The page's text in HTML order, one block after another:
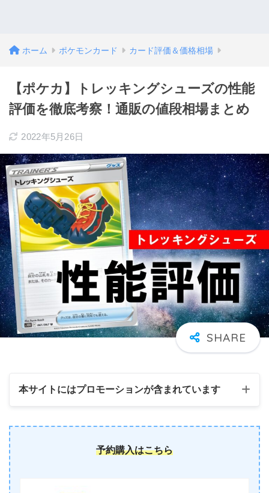
ホーム ポケモンカード カード評価＆価格相場
【ポケカ】トレッキングシューズの性能
評価を徹底考察！通販の値段相場まとめ
2022年5月26日
本サイトにはプロモーションが含まれています
予約購入はこちら